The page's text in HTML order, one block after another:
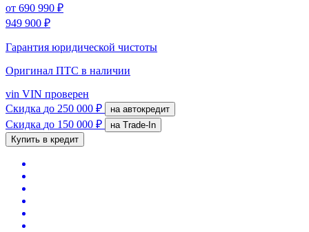
от 690 990 ₽
949 900 ₽
Гарантия юридической чистоты
Оригинал ПТС в наличии
vin VIN проверен
Скидка до 250 000 ₽ на автокредит
Скидка до 150 000 ₽
на Trade-In
Купить в кредит